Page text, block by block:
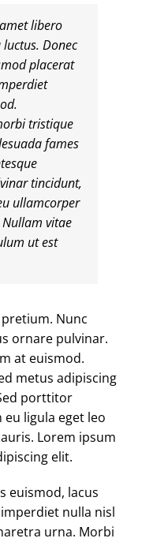
libero
Donec
placerat
tristique
fames
tincidunt,
ullamcorper
vitae
ut est
Nunc
ornare pulvinar.
at euismod.
metus adipiscing
porttitor
ligula eget leo
Lorem ipsum
elit.
euismod, lacus
nulla nisl
urna. Morbi